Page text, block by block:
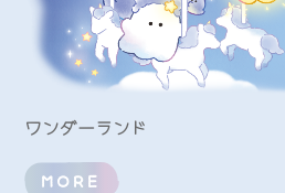
ワンダーランド
MORE